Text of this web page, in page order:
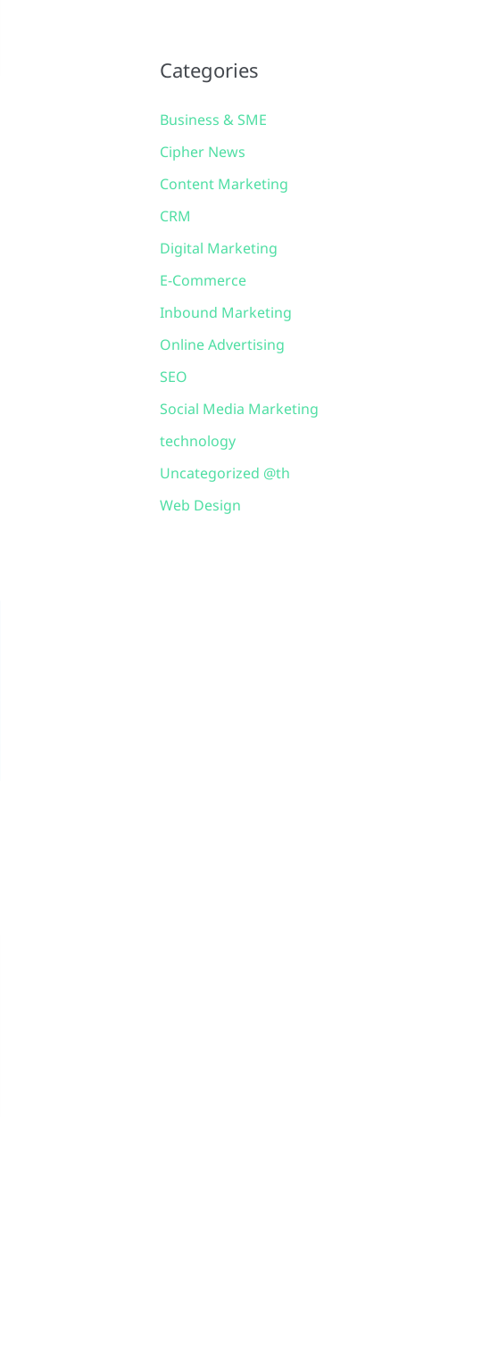
Categories
Business & SME
Cipher News
Content Marketing
CRM
Digital Marketing
E-Commerce
Inbound Marketing
Online Advertising
SEO
Social Media Marketing
technology
Uncategorized @th
Web Design